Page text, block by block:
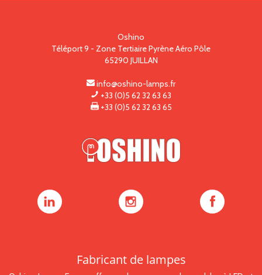
Oshino
Téléport 9 - Zone Tertiaire Pyrène Aéro Pôle
65290 JUILLAN
info@oshino-lamps.fr
+33 (0)5 62 32 63 63
+33 (0)5 62 32 63 65
Oshino
Oshino
Oshino
Fabricant de lampes